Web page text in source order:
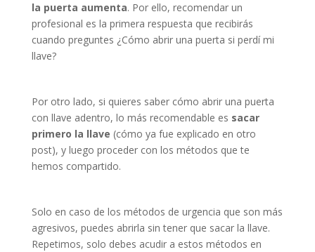
la puerta aumenta. Por ello, recomendar un
profesional es la primera respuesta que recibirás
cuando preguntes ¿Cómo abrir una puerta si perdí mi
llave?
Por otro lado, si quieres saber cómo abrir una puerta
con llave adentro, lo más recomendable es sacar
primero la llave (cómo ya fue explicado en otro
post), y luego proceder con los métodos que te
hemos compartido.
Solo en caso de los métodos de urgencia que son más
agresivos, puedes abrirla sin tener que sacar la llave.
Repetimos, solo debes acudir a estos métodos en